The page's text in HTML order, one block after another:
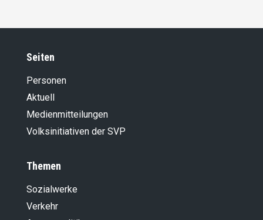
Seiten
Personen
Aktuell
Medienmitteilungen
Volksinitiativen der SVP
Themen
Sozialwerke
Verkehr